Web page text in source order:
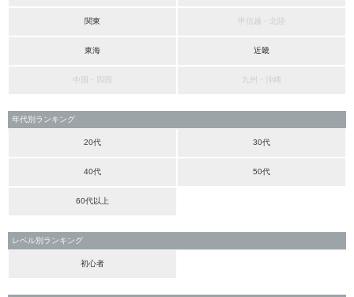
関東 甲信越・北陸
東海 近畿
中国・四国 九州・沖縄
年代別ランキング
20代 30代
40代 50代
60代以上
レベル別ランキング
初心者